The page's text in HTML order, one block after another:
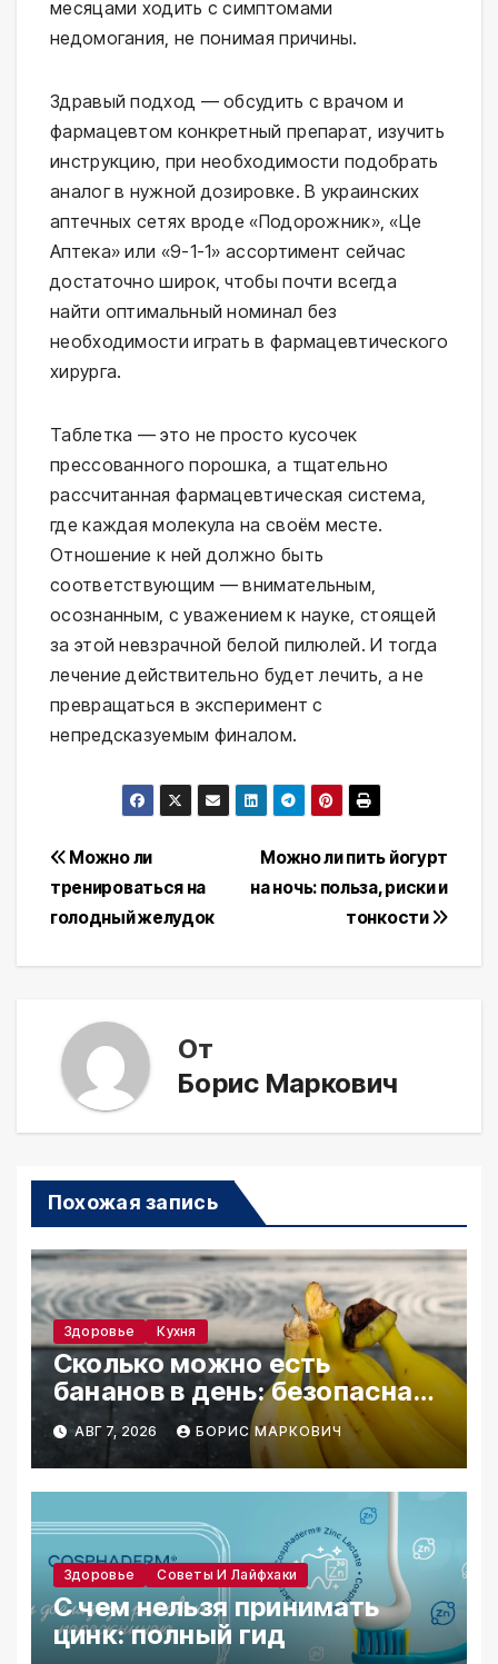
месяцами ходить с симптомами
недомогания, не понимая причины.
Здравый подход — обсудить с врачом и
фармацевтом конкретный препарат, изучить
инструкцию, при необходимости подобрать
аналог в нужной дозировке. В украинских
аптечных сетях вроде «Подорожник», «Це
Аптека» или «9-1-1» ассортимент сейчас
достаточно широк, чтобы почти всегда
найти оптимальный номинал без
необходимости играть в фармацевтического
хирурга.
Таблетка — это не просто кусочек
прессованного порошка, а тщательно
рассчитанная фармацевтическая система,
где каждая молекула на своём месте.
Отношение к ней должно быть
соответствующим — внимательным,
осознанным, с уважением к науке, стоящей
за этой невзрачной белой пилюлей. И тогда
лечение действительно будет лечить, а не
превращаться в эксперимент с
непредсказуемым финалом.
Навигация
по
записям
Можно ли пить йогурт
на ночь: польза, риски и
тонкости
Можно ли
тренироваться на
голодный желудок
От
Борис Маркович
Похожая запись
Здоровье Кухня
Сколько можно есть
бананов в день: безопасная
норма
АВГ 7, 2026 БОРИС МАРКОВИЧ
Здоровье Советы И Лайфхаки
С чем нельзя принимать
цинк: полный гид